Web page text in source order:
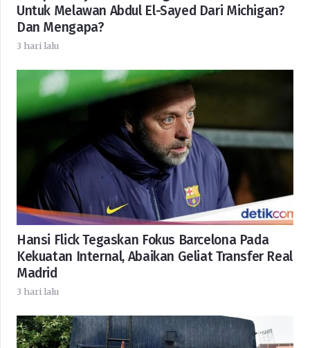
Untuk Melawan Abdul El-Sayed Dari Michigan?
Dan Mengapa?
3 hari lalu
Hansi Flick Tegaskan Fokus Barcelona Pada
Kekuatan Internal, Abaikan Geliat Transfer Real
Madrid
3 hari lalu